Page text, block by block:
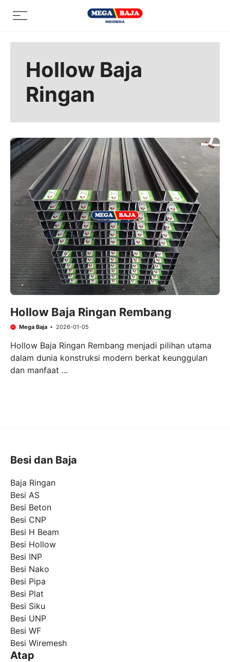
Menu
Hollow Baja
Ringan
Hollow Baja Ringan Rembang
Mega Baja 2026-01-05
Hollow Baja Ringan Rembang menjadi pilihan utama
dalam dunia konstruksi modern berkat keunggulan
dan manfaat ...
Besi dan Baja
Baja Ringan
Besi AS
Besi Beton
Besi CNP
Besi H Beam
Besi Hollow
Besi INP
Besi Nako
Besi Pipa
Besi Plat
Besi Siku
Besi UNP
Besi WF
Besi Wiremesh
Atap